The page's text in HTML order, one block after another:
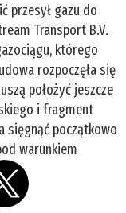
przesył gazu do
Transport B.V.
którego
rozpoczęła się
położyć jeszcze
i fragment
sięgnąć początkowo
warunkiem